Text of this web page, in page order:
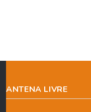
ANTENA LIVRE